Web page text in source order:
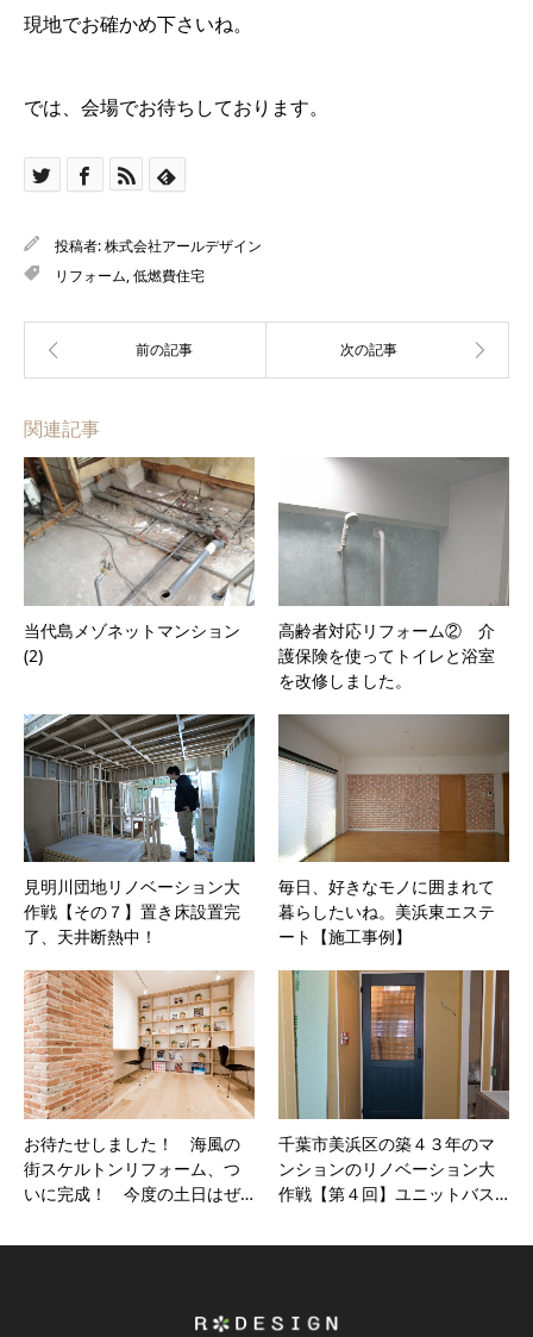
現地でお確かめ下さいね。
では、会場でお待ちしております。
投稿者:株式会社アールデザイン
リフォーム,低燃費住宅
関連記事
当代島メゾネットマンション
(2)
高齢者対応リフォーム② 介
護保険を使ってトイレと浴室
を改修しました。
見明川団地リノベーション大
作戦【その７】置き床設置完
了、天井断熱中！
毎日、好きなモノに囲まれて
暮らしたいね。美浜東エステ
ート【施工事例】
お待たせしました！ 海風の
街スケルトンリフォーム、つ
いに完成！ 今度の土日はぜ…
千葉市美浜区の築４３年のマ
ンションのリノベーション大
作戦【第４回】ユニットバス…